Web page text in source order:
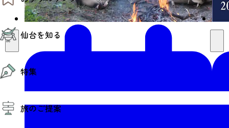
仙台夜時間
モデルコース
お知らせ
お得なチケット
仙台を知る
仙台の魅力
エリアガイド
仙台観光PR動画ライブラリー
仙台から行く東北周遊旅
伝統的工芸品
特集
夜時間トピックス
旅のご提案